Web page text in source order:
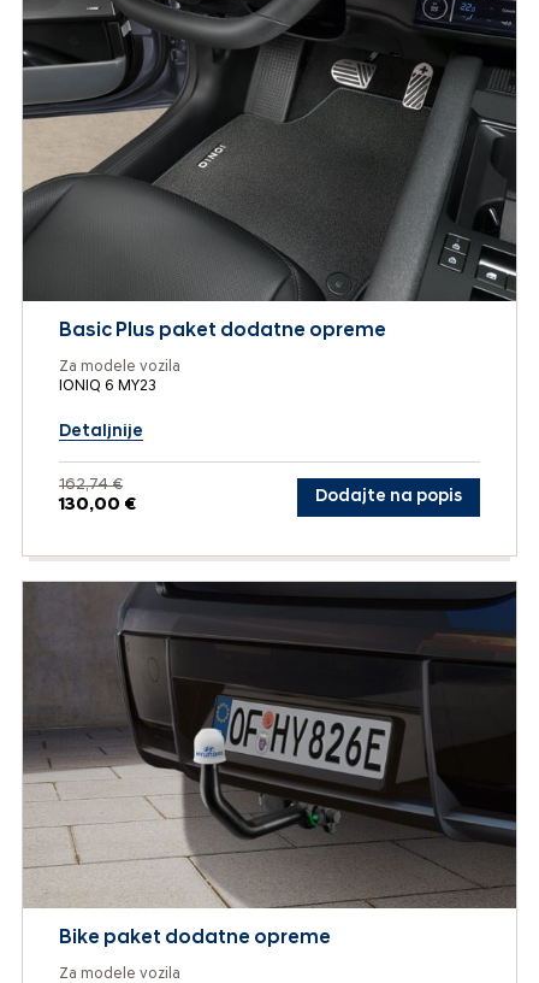
Basic Plus paket dodatne opreme
Za modele vozila
IONIQ 6 MY23
Detaljnije
162,74 €
130,00 € Dodajte na popis
Bike paket dodatne opreme
Za modele vozila